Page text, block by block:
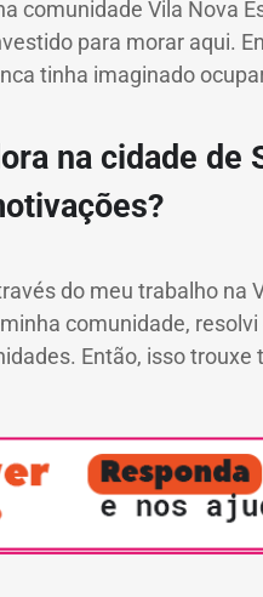
comunidade Vila
para morar aqui.
tinha imaginado
na cidade
do meu trabalho
comunidade,
Então, isso